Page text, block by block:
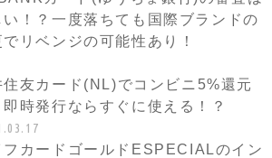
い！？一度落ちても国際ブランドの
リベンジの可能性あり！
住友カード(NL)でコンビニ5%還元
即時発行ならすぐに使える！？
フカードゴールドESPECIALのイン